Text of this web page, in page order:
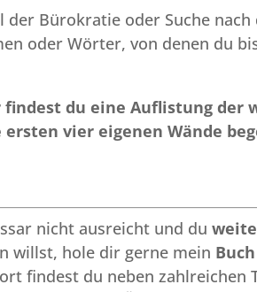
der Bürokratie oder Suche
oder Wörter, von denen du
findest du eine Auflistung
ersten vier eigenen Wände
nicht ausreicht und du
willst, hole dir gerne mein Buch
findest du neben zahlreichen